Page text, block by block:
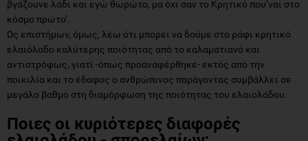
βγάζουνε λάδι και εγώ θωρώτο, μα όχι σαν το Κρητικό που’ναι στο
κόσμο πρώτο’.
Ως επιστήμων, όμως, λέω ότι μπορεί να δούμε στο ράφι κρητικό
ελαιόλαδο καλύτερης ποιότητας από το καλαματιανό και
αντιστρόφως, γιατί -όπως προαναφέρθηκε- εκτός από την
ποικιλία και το έδαφος ο ανθρώπινος παράγοντας συμβάλλει σε
μεγάλο βαθμό στη διαμόρφωση της ποιότητας του ελαιολάδου.
Ποιες οι κυριότερες διαφορές